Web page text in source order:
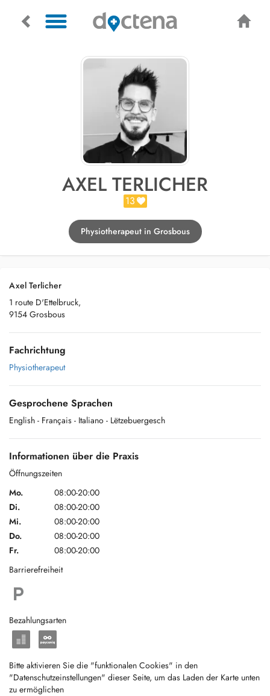
AXEL TERLICHER
13
Physiotherapeut in Grosbous
Axel Terlicher
1 route D'Ettelbruck,
9154 Grosbous
Fachrichtung
Physiotherapeut
Gesprochene Sprachen
English - Français - Italiano - Lëtzebuergesch
Informationen über die Praxis
Öffnungszeiten
Mo.
08:00-20:00
Di.
08:00-20:00
Mi.
08:00-20:00
Do.
08:00-20:00
Fr.
08:00-20:00
Barrierefreiheit
Bezahlungsarten
Bitte aktivieren Sie die "funktionalen Cookies" in den
"Datenschutzeinstellungen" dieser Seite, um das Laden der Karte unten
zu ermöglichen